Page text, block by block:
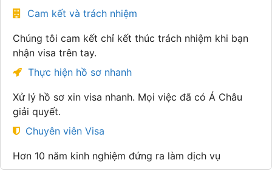
Cam kết và trách nhiệm
Chúng tôi cam kết chỉ kết thúc trách nhiệm khi bạn
nhận visa trên tay.
Thực hiện hồ sơ nhanh
Xử lý hồ sơ xin visa nhanh. Mọi việc đã có Á Châu
giải quyết.
Chuyên viên Visa
Hơn 10 năm kinh nghiệm đứng ra làm dịch vụ